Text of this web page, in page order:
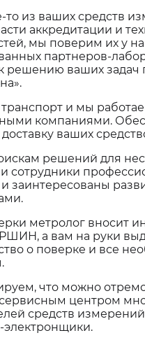
то из ваших средств
аккредитации и
мы поверим их у
партнеров-
решению ваших задач
транспорт и мы
компаниями.
ваших
решений для
сотрудники
заинтересованы
метролог вносит
а вам на руки
о поверке и все
что можно
центром
средств